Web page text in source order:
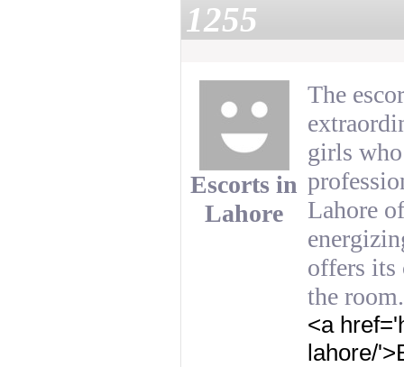
1255
Escorts in
Lahore
The
girls
Lahore
offers its
the room.
<a
lahore/